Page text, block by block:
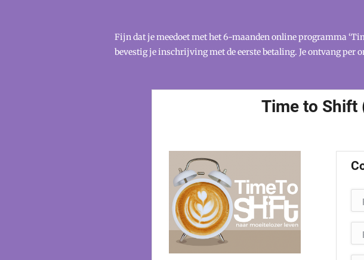
Fijn dat je meedoet met het 6-maanden online programma
bevestig je inschrijving met de eerste betaling. Je ontvang per
Time to Shift